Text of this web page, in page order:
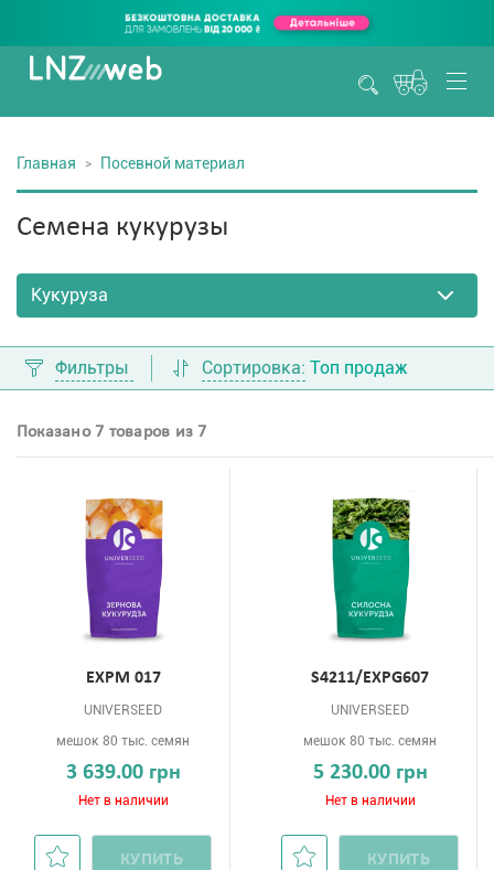
Главная Посевной материал
Семена кукурузы
Фильтры Сортировка: Топ продаж
Показано 7 товаров из 7
EXPM 017
UNIVERSEED
мешок 80 тыс. семян
3 639.00 грн
Нет в наличии
КУПИТЬ
S4211/EXPG607
UNIVERSEED
мешок 80 тыс. семян
5 230.00 грн
Нет в наличии
КУПИТЬ